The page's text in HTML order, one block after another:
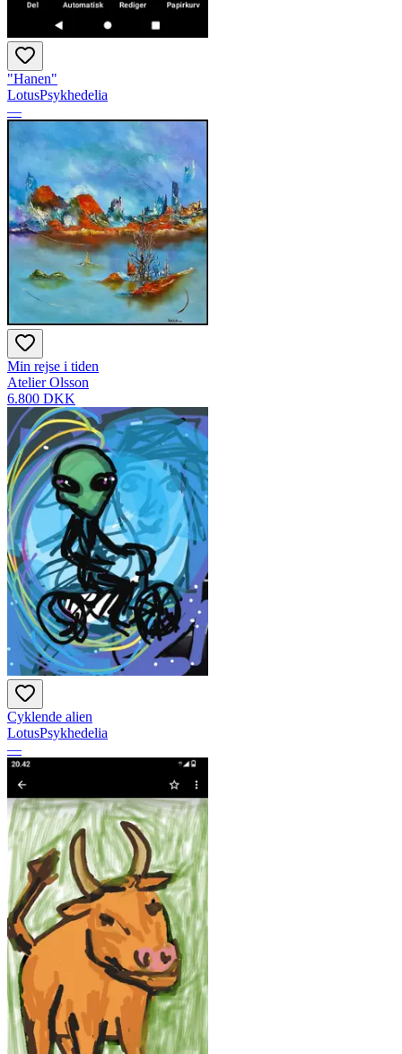
"Hanen"
LotusPsykhedelia
—
Min rejse i tiden
Atelier Olsson
6.800 DKK
Cyklende alien
LotusPsykhedelia
—